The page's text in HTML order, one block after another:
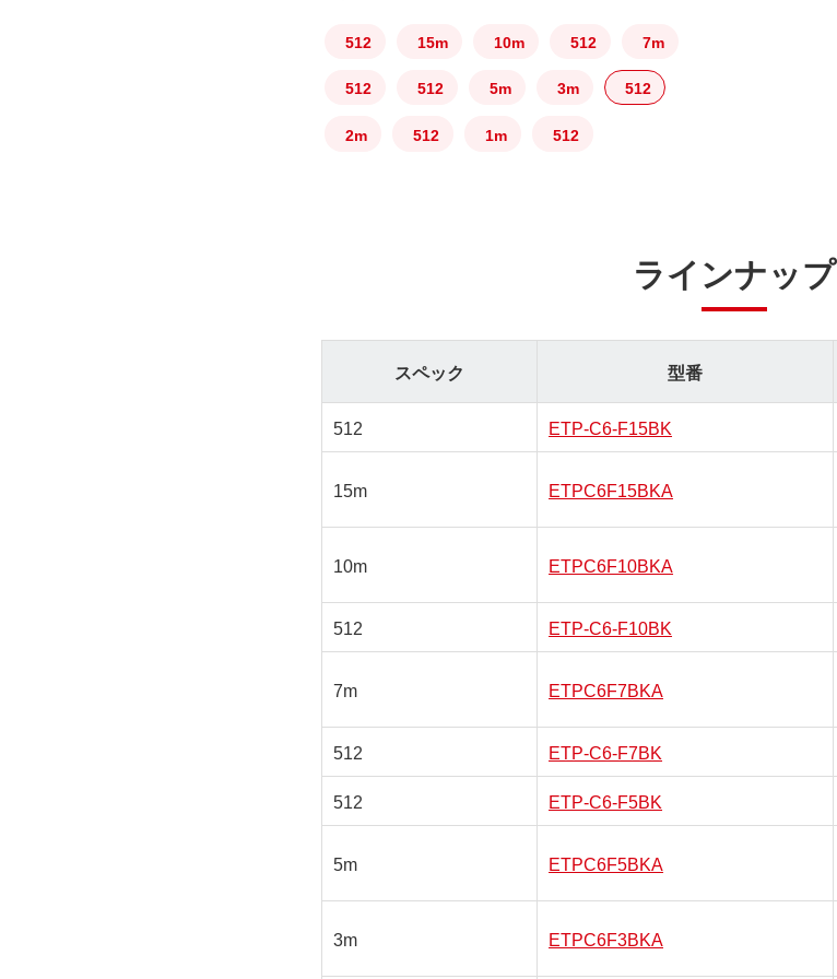
512 15m 10m 512 7m
512 512 5m 3m 512
2m 512 1m 512
ラインナップ
スペック 型番
512 ETP-C6-F15BK
15m ETPC6F15BKA
10m ETPC6F10BKA
512 ETP-C6-F10BK
7m ETPC6F7BKA
512 ETP-C6-F7BK
512
ETP-C6-F5BK
5m ETPC6F5BKA
3m ETPC6F3BKA